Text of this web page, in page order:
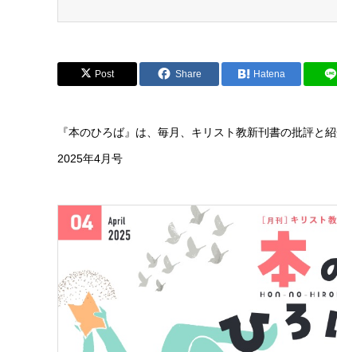
Post Share Hatena
『本のひろば』は、毎月、キリスト教新刊書の批評と
2025年4月号